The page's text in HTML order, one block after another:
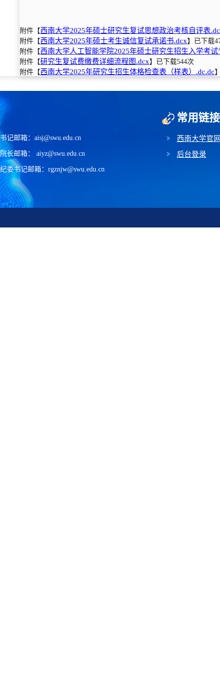
附件【西南大学2025年硕士研究生复试思想政治考核自评表.doc
附件【西南大学2025年硕士考生诚信复试承诺书.docx】已下载
附件【西南大学人工智能学院2025年硕士研究生招生入学考试
附件【研究生复试费缴费详细流程图.docx】已下载544次
附件【西南大学2025年研究生招生体格检查表（样表）.doc.doc
书记邮箱：aisj@swu.edu.cn
院长邮箱： aiyz@swu.edu.cn
纪委书记邮箱：rgznjw@swu.edu.cn
常用链接
西南大学官
后台登录